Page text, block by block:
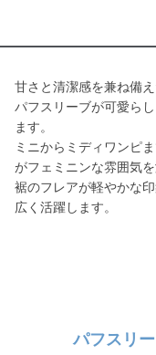
甘さと清潔感を兼ね備え
パフスリーブが可愛ら
ます。
ミニからミディワンピ
がフェミニンな雰囲気を
裾のフレアが軽やかな
広く活躍します。
パフスリ